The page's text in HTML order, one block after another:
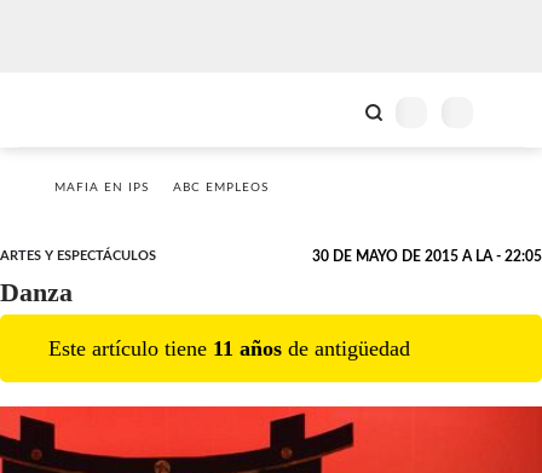
MAFIA EN IPS ABC EMPLEOS
ARTES Y ESPECTÁCULOS 30 DE MAYO DE 2015 A LA - 22:05
Danza
Este artículo tiene 11 años de antigüedad